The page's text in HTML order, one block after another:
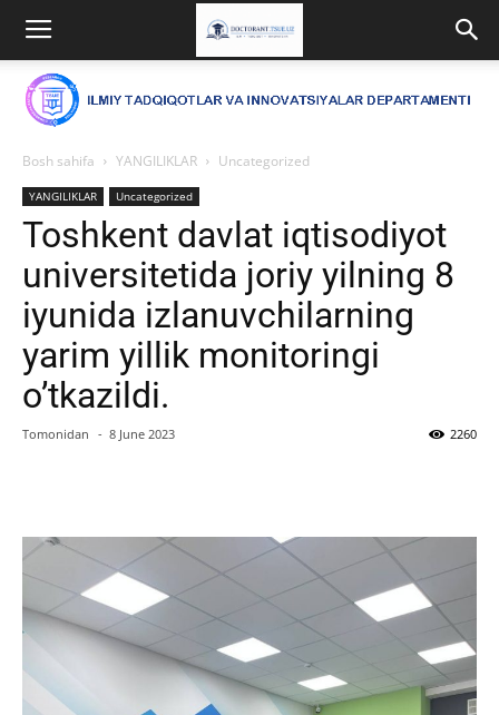
Bosh sahifa YANGILIKLAR Uncategorized
YANGILIKLAR Uncategorized
Toshkent davlat iqtisodiyot
universitetida joriy yilning 8
iyunida izlanuvchilarning
yarim yillik monitoringi
o’tkazildi.
Tomonidan - 8 June 2023 2260